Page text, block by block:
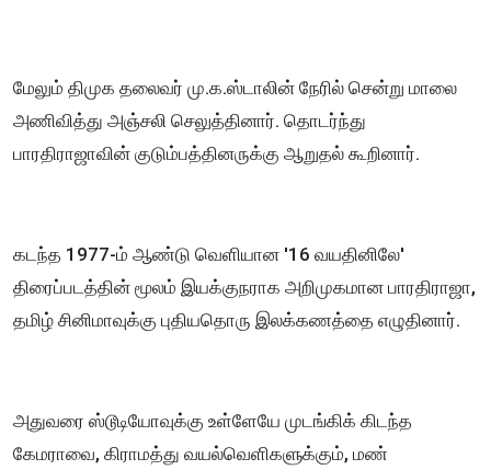
மேலும் திமுக தலைவர் மு.க.ஸ்டாலின் நேரில் சென்று மாலை
அணிவித்து அஞ்சலி செலுத்தினார். தொடர்ந்து
பாரதிராஜாவின் குடும்பத்தினருக்கு ஆறுதல் கூறினார்.
கடந்த 1977-ம் ஆண்டு வெளியான '16 வயதினிலே'
திரைப்படத்தின் மூலம் இயக்குநராக அறிமுகமான பாரதிராஜா,
தமிழ் சினிமாவுக்கு புதியதொரு இலக்கணத்தை எழுதினார்.
அதுவரை ஸ்டூடியோவுக்கு உள்ளேயே முடங்கிக் கிடந்த
கேமராவை, கிராமத்து வயல்வெளிகளுக்கும், மண்